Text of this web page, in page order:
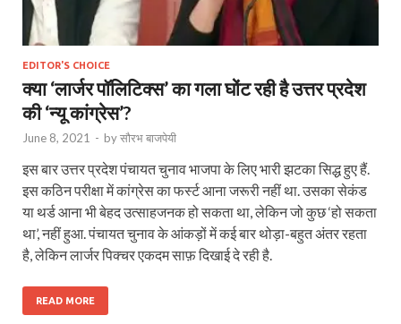
EDITOR'S CHOICE
क्या ‘लार्जर पॉलिटिक्स’ का गला घोंट रही है उत्तर प्रदेश
की ‘न्यू कांग्रेस’?
June 8, 2021 - byसौरभ बाजपेयी
इस बार उत्तर प्रदेश पंचायत चुनाव भाजपा के लिए भारी झटका सिद्ध हुए हैं.
इस कठिन परीक्षा में कांग्रेस का फर्स्ट आना जरूरी नहीं था. उसका सेकंड
या थर्ड आना भी बेहद उत्साहजनक हो सकता था, लेकिन जो कुछ ‘हो सकता
था’, नहीं हुआ. पंचायत चुनाव के आंकड़ों में कई बार थोड़ा-बहुत अंतर रहता
है, लेकिन लार्जर पिक्चर एकदम साफ़ दिखाई दे रही है.
READ MORE